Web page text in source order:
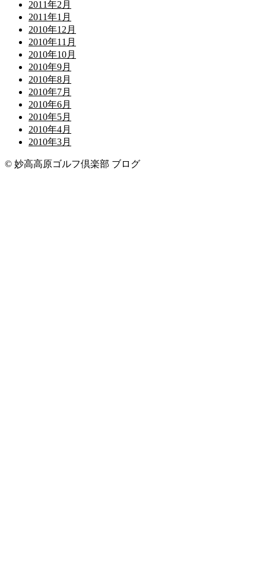
2011年2月
2011年1月
2010年12月
2010年11月
2010年10月
2010年9月
2010年8月
2010年7月
2010年6月
2010年5月
2010年4月
2010年3月
© 妙高高原ゴルフ倶楽部 ブログ